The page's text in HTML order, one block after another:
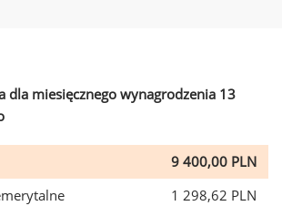
dla miesięcznego wynagrodzenia 13
9 400,00 PLN
1 298,62 PLN